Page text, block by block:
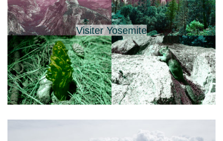
Visiter Yosemite